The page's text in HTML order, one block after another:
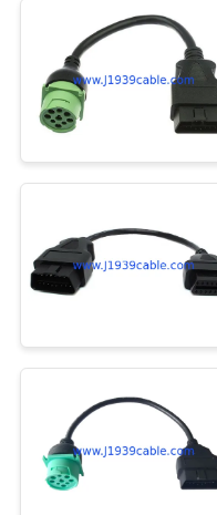
ΖΗΤΉΣΤΕ
ΈΝΑ
ΑΠΌΣΠΑΣΜΑ
SITEMAP
PRIVACY
POLICY